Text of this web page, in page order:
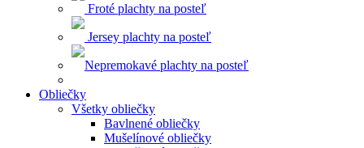
Froté plachty na posteľ
Jersey plachty na posteľ
Nepremokavé plachty na posteľ
Obliečky
Všetky obliečky
Bavlnené obliečky
Mušelínové obliečky